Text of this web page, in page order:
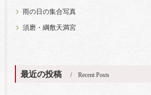
雨の日の集合写真
須磨・綱敷天満宮
最近の投稿 Recent Posts